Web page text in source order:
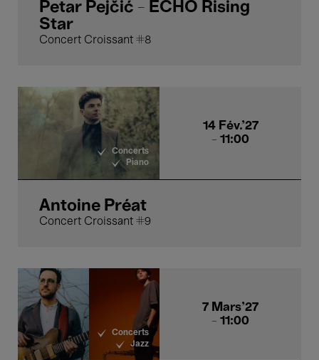
Petar Pejčić - ECHO Rising
Star
Concert Croissant #8
Concerts
Piano
14 Fév.'27
- 11:00
Antoine Préat
Concert Croissant #9
Concerts
Jazz
7 Mars'27
- 11:00